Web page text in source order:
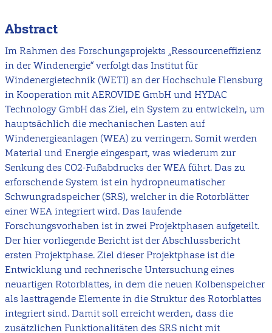
Abstract
Im Rahmen des Forschungsprojekts „Ressourceneffizienz
in der Windenergie“ verfolgt das Institut für
Windenergietechnik (WETI) an der Hochschule Flensburg
in Kooperation mit AEROVIDE GmbH und HYDAC
Technology GmbH das Ziel, ein System zu entwickeln, um
hauptsächlich die mechanischen Lasten auf
Windenergieanlagen (WEA) zu verringern. Somit werden
Material und Energie eingespart, was wiederum zur
Senkung des CO2-Fußabdrucks der WEA führt. Das zu
erforschende System ist ein hydropneumatischer
Schwungradspeicher (SRS), welcher in die Rotorblätter
einer WEA integriert wird. Das laufende
Forschungsvorhaben ist in zwei Projektphasen aufgeteilt.
Der hier vorliegende Bericht ist der Abschlussbericht
ersten Projektphase. Ziel dieser Projektphase ist die
Entwicklung und rechnerische Untersuchung eines
neuartigen Rotorblattes, in dem die neuen Kolbenspeicher
als lasttragende Elemente in die Struktur des Rotorblattes
integriert sind. Damit soll erreicht werden, dass die
zusätzlichen Funktionalitäten des SRS nicht mit